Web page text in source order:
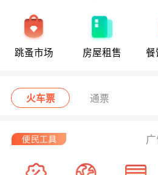
跳蚤市场 房屋租售 餐
火车票 通票